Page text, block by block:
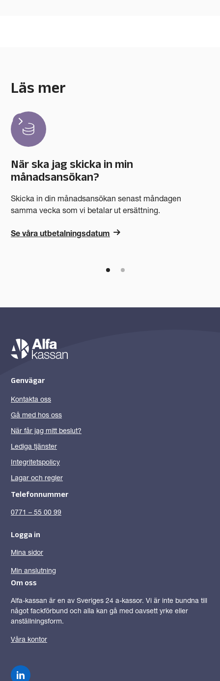
Carousel items
Läs mer
När ska jag skicka in min
månadsansökan?
Skicka in din månadsansökan senast måndagen
samma vecka som vi betalar ut ersättning.
Se våra utbetalningsdatum
1 2
Genvägar
Kontakta oss
Gå med hos oss
När får jag mitt beslut?
Lediga tjänster
Integritetspolicy
Lagar och regler
Telefonnummer
0771 – 55 00 99
Logga in
Mina sidor
Min anslutning
Om oss
Alfa-kassan är en av Sveriges 24 a-kassor. Vi är inte bundna till
något fackförbund och alla kan gå med oavsett yrke eller
anställningsform.
Våra kontor